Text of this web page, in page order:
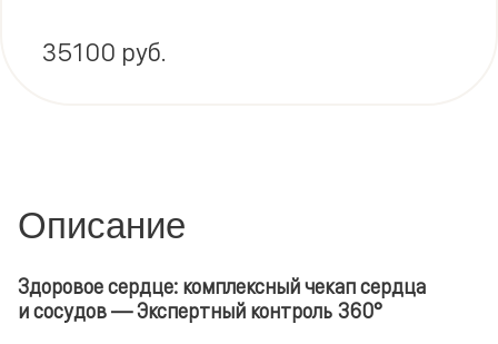
35100 руб.
Описание
Здоровое сердце: комплексный чекап сердца
и сосудов — Экспертный контроль 360°